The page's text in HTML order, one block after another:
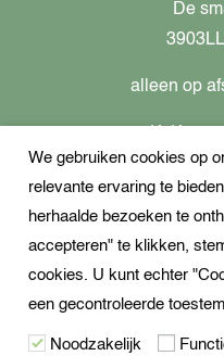
De
alleen op
Btw-
We gebruiken cookies op
relevante ervaring te
herhaalde bezoeken te
accepteren" te klikken,
cookies. U kunt echter
een gecontroleerde
Noodzakelijk